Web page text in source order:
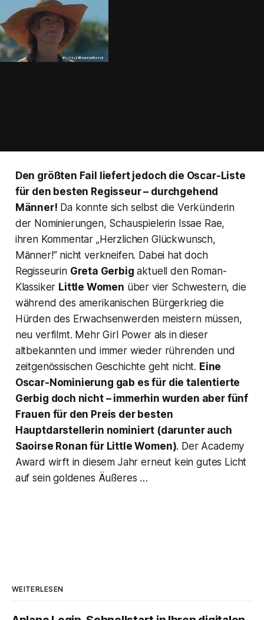
Den größten Fail liefert jedoch die Oscar-Liste
für den besten Regisseur – durchgehend
Männer! Da konnte sich selbst die Verkünderin
der Nominierungen, Schauspielerin Issae Rae,
ihren Kommentar „Herzlichen Glückwunsch,
Männer!” nicht verkneifen. Dabei hat doch
Regisseurin Greta Gerbig aktuell den Roman-
Klassiker Little Women über vier Schwestern, die
während des amerikanischen Bürgerkrieg die
Hürden des Erwachsenwerden meistern müssen,
neu verfilmt. Mehr Girl Power als in dieser
altbekannten und immer wieder rührenden und
zeitgenössischen Geschichte geht nicht. Eine
Oscar-Nominierung gab es für die talentierte
Gerbig doch nicht – immerhin wurden aber fünf
Frauen für den Preis der besten
Hauptdarstellerin nominiert (darunter auch
Saoirse Ronan fürLittle Women). Der Academy
Award wirft in diesem Jahr erneut kein gutes Licht
auf sein goldenes Äußeres …
WEITERLESEN